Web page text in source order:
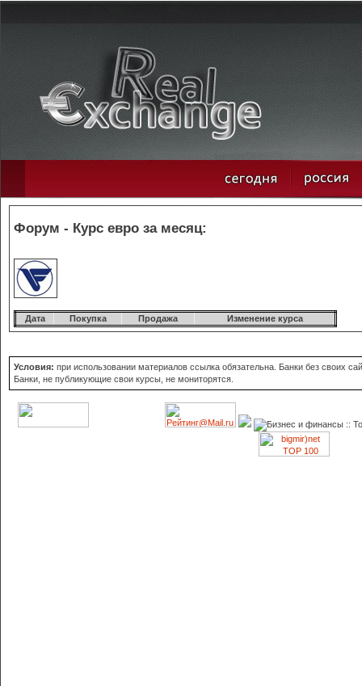
Форум - Курс евро за месяц:
Дата Покупка Продажа Изменение курса
Условия: при использовании материалов ссылка обязательна. Банки без своих
Банки, не публикующие свои курсы, не мониторятся.